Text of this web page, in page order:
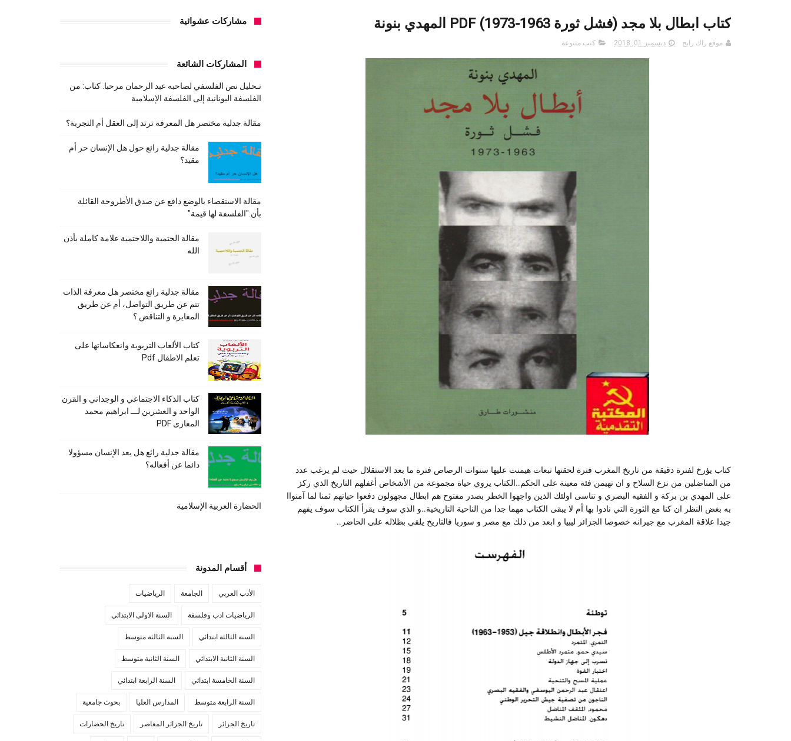
كتاب ابطال بلا مجد (فشل ثورة 1963-1973) PDF المهدي بنونة
موقع راك رابح ديسمبر 01, 2018 كتب متنوعة
كتاب يؤرخ لفترة دقيقة من تاريخ المغرب فترة لحقتها تبعات هيمنت عليها سنوات الرصاص فترة ما بعد الاستقلال حيث لم يرغب عدد
من المناضلين من نزع السلاح و ان تهيمن فئة معينة على الحكم..الكتاب يروي حياة مجموعة من الأشخاص أغفلهم التاريخ الذي ركز
على المهدي بن بركة و الفقيه البصري و تناسى اولئك الذين واجهوا الخطر بصدر مفتوح هم ابطال مجهولون دفعوا حياتهم ثمنا لما آمنواا
به بغض النظر ان كنا مع الثورة التي نادوا بها أم لا يبقى الكتاب مهما جدا من الناحية التاريخية..و الذي سوف يقرأ الكتاب سوف يفهم
جيدا علاقة المغرب مع جيرانه خصوصا الجزائر ليبيا و ابعد من ذلك مع مصر و سوريا فالتاريخ يلقي بظلاله على الحاضر..
مشاركات عشوائية
المشاركات الشائعة
تـحليل نص الفلسفي لصاحبه عبد الرحمان مرحبا. كتاب: من
الفلسفة اليونانية إلى الفلسفة الإسلامية
مقالة جدلية مختصر هل المعرفة ترتد إلى العقل أم التجربة؟
مقالة جدلية رائع حول هل الإنسان حر أم
مقيد؟
مقالة الاستقصاء بالوضع دافع عن صدق الأطروحة القائلة
بأن:"الفلسفة لها قيمة"
مقالة الحتمية واللاحتمية علامة كاملة بأذن
الله
مقالة جدلية رائع مختصر هل معرفة الذات
تتم عن طريق التواصل، أم عن طريق
المغايرة و التناقض ؟
كتاب الألعاب التربوية وانعكاساتها على
تعلم الاطفال Pdf
كتاب الذكاء الاجتماعي و الوجداني و القرن
الواحد و العشرين لـــ ابراهيم محمد
المغازى PDF
مقالة جدلية رائع هل يعد الإنسان مسؤولا
دائما عن أفعاله؟
الحضارة العربية الإسلامية
أقسام المدونة
الأدب العربي الجامعة الرياضيات
الرياضيات ادب وفلسفة السنة الاولى الابتدائي
السنة الثالثة ابتدائي السنة الثالثة متوسط
السنة الثانية الابتدائي السنة الثانية متوسط
السنة الخامسة ابتدائي السنة الرابعة ابتدائي
السنة الرابعة متوسط المدارس العليا بحوث جامعية
تاريخ الجزائر تاريخ الجزائر المعاصر تاريخ الحضارات